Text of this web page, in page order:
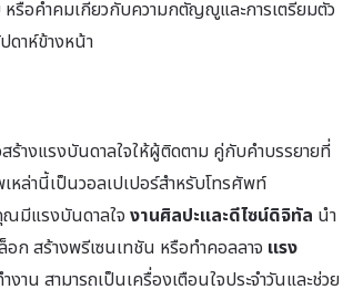
รือคำคมเกี่ยวกับความกตัญญูและการเตรียมตัว
ดาห์ข้างหน้า
ร้างแรงบันดาลใจให้ผู้ติดตาม คู่กับคำบรรยายที่
เหล่านี้เป็นวอลเปเปอร์สำหรับโทรศัพท์
ณมีแรงบันดาลใจ งานศิลปะและดีไซน์ดิจิทัล นำ
ก สร้างพรีเซนเทชัน หรือทำคอลลาจ แรง
สามารถเป็นเครื่องเตือนใจประจำวันและช่วย